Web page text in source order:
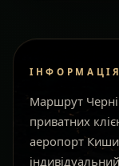
Маршрут
приватних
аеропорт